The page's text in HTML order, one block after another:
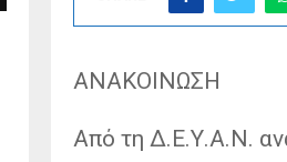
ΑΝΑΚΟΙΝΩΣΗ
Από τη Δ.Ε.Υ.Α.Ν.